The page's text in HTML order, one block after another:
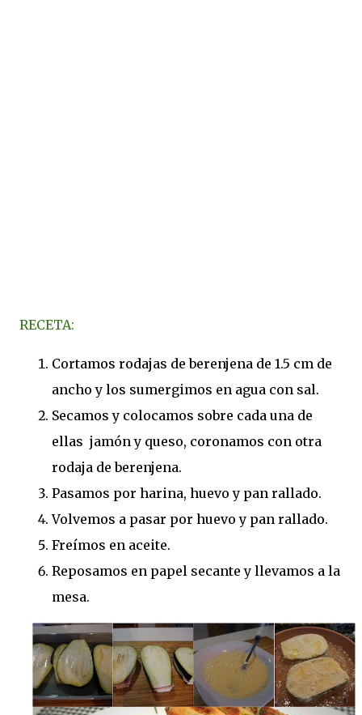
RECETA:
Cortamos rodajas de berenjena de 1.5 cm de
ancho y los sumergimos en agua con sal.
Secamos y colocamos sobre cada una de
ellas jamón y queso, coronamos con otra
rodaja de berenjena.
Pasamos por harina, huevo y pan rallado.
Volvemos a pasar por huevo y pan rallado.
Freímos en aceite.
Reposamos en papel secante y llevamos a la
mesa.